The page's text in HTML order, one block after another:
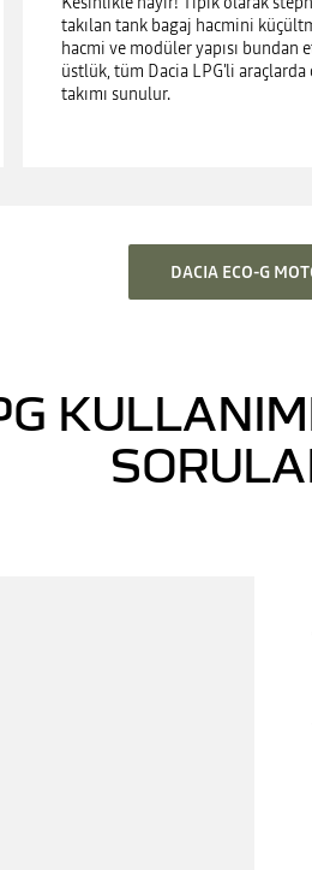
takılan tank bagaj hacmini
hacmi ve modüler yapısı bundan
üstlük, tüm Dacia LPG'li
takımı sunulur.
DACIA ECO-G